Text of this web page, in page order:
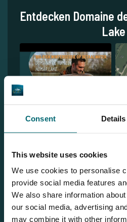
Consent Details
This website uses cookies
We use cookies to personalise
provide social media features
We also share information
our social media, advertising
may combine it with other
Entdecken Domaine
Lake
1